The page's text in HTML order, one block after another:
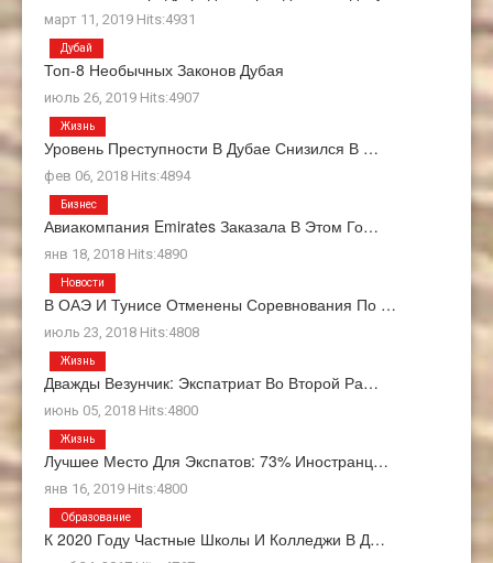
март 11, 2019 Hits:4931
Топ-8 Необычных Законов Дубая
июль 26, 2019 Hits:4907
Дубай
Уровень Преступности В Дубае Снизился В …
фев 06, 2018 Hits:4894
Жизнь
Авиакомпания Emirates Заказала В Этом Го…
янв 18, 2018 Hits:4890
Бизнес
В ОАЭ И Тунисе Отменены Соревнования По …
июль 23, 2018 Hits:4808
Новости
Дважды Везунчик: Экспатриат Во Второй Ра…
июнь 05, 2018 Hits:4800
Жизнь
Лучшее Место Для Экспатов: 73% Иностранц…
янв 16, 2019 Hits:4800
Жизнь
К 2020 Году Частные Школы И Колледжи В Д…
Образование